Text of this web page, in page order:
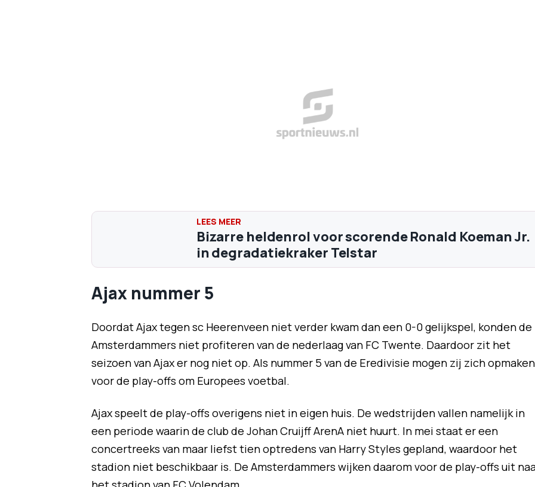
Bizarre heldenrol voor scorende Ronald Koeman Jr.
in degradatiekraker Telstar
Ajax nummer 5
Doordat Ajax tegen sc Heerenveen niet verder kwam dan een 0-0 gelijkspel, konden de
Amsterdammers niet profiteren van de nederlaag van FC Twente. Daardoor zit het
seizoen van Ajax er nog niet op. Als nummer 5 van de Eredivisie mogen zij zich opmaken
voor de play-offs om Europees voetbal.
Ajax speelt de play-offs overigens niet in eigen huis. De wedstrijden vallen namelijk in
een periode waarin de club de Johan Cruijff ArenA niet huurt. In mei staat er een
concertreeks van maar liefst tien optredens van Harry Styles gepland, waardoor het
stadion niet beschikbaar is. De Amsterdammers wijken daarom voor de play-offs uit